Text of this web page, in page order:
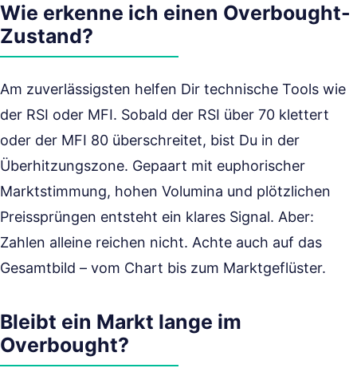
Wie erkenne ich einen Overbought-
Zustand?
Am zuverlässigsten helfen Dir technische Tools wie
der RSI oder MFI. Sobald der RSI über 70 klettert
oder der MFI 80 überschreitet, bist Du in der
Überhitzungszone. Gepaart mit euphorischer
Marktstimmung, hohen Volumina und plötzlichen
Preissprüngen entsteht ein klares Signal. Aber:
Zahlen alleine reichen nicht. Achte auch auf das
Gesamtbild – vom Chart bis zum Marktgeflüster.
Bleibt ein Markt lange im
Overbought?